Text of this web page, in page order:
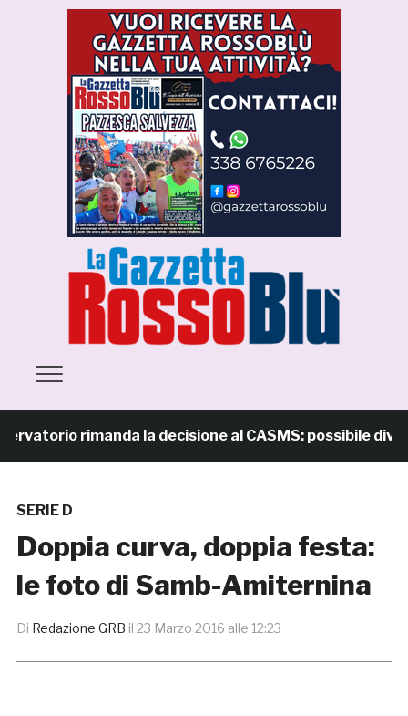
rimanda la decisione al CASMS: possibile divieto
SERIE D
Doppia curva, doppia festa:
le foto di Samb-Amiternina
Di Redazione GRB il 23 Marzo 2016 alle 12:23